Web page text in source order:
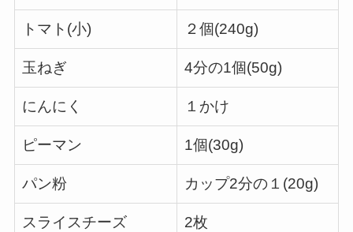
トマト(小) ２個(240g)
玉ねぎ 4分の1個(50g)
にんにく １かけ
ピーマン 1個(30g)
パン粉 カップ2分の１(20g)
スライスチーズ 2枚